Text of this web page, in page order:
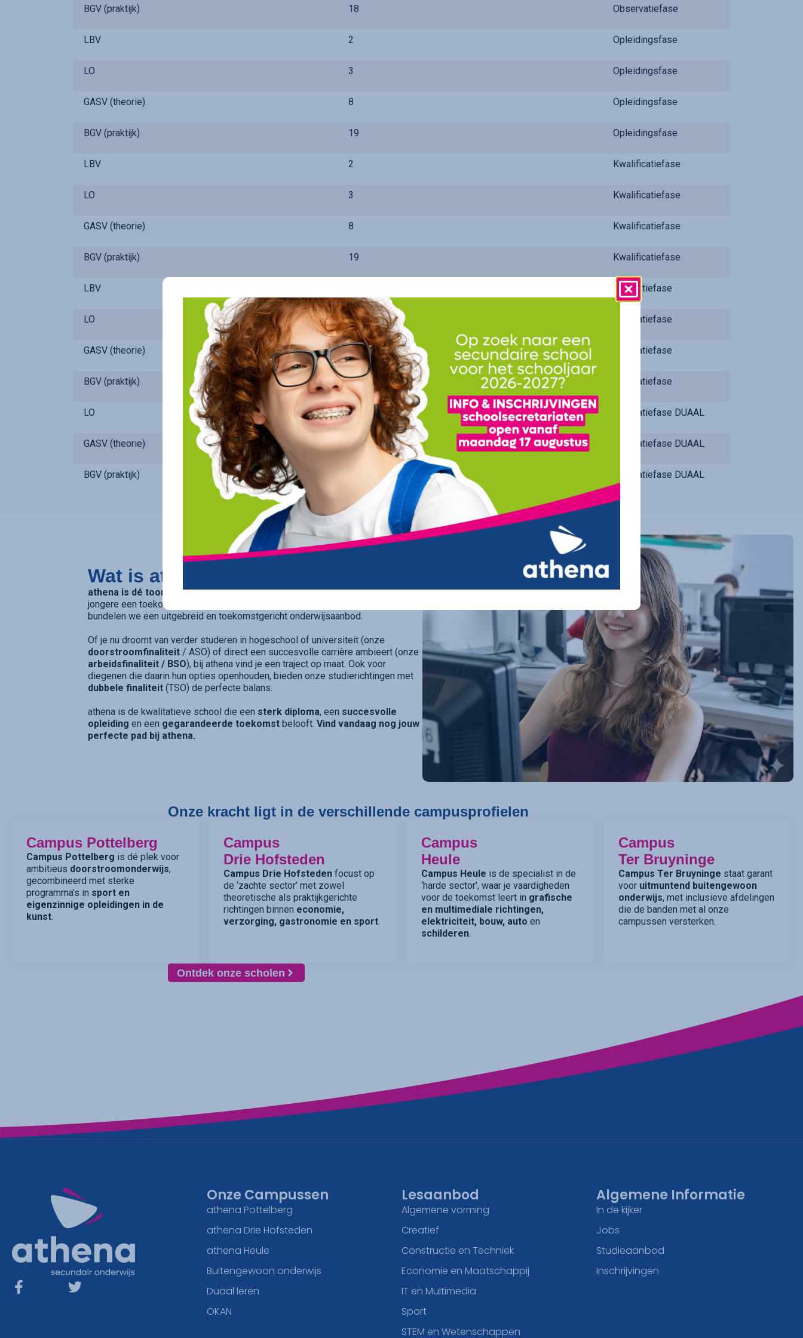
BGV (praktijk) 18 Observatiefase
LBV 2 Opleidingsfase
LO 3 Opleidingsfase
GASV (theorie) 8 Opleidingsfase
BGV (praktijk) 19 Opleidingsfase
LBV 2 Kwalificatiefase
LO 3 Kwalificatiefase
GASV (theorie) 8 Kwalificatiefase
BGV (praktijk) 19 Kwalificatiefase
LBV Integratiefase
LO 3 Integratiefase
GASV (theorie) 8 Integratiefase
BGV (praktijk) 19 Integratiefase
LO 2 Integratiefase DUAAL
GASV (theorie) 5 Integratiefase DUAAL
BGV (praktijk) Integratiefase DUAAL
Wat is athena?
athena is dé toonaangevende secundaire school in Kortrijkdie elke
jongere een toekomstgarantie biedt. Op vier gespecialiseerde campussen
bundelen we een uitgebreid en toekomstgericht onderwijsaanbod.
Of je nu droomt van verder studeren in hogeschool of universiteit (onze
doorstroomfinaliteit / ASO) of direct een succesvolle carrière ambieert (onze
arbeidsfinaliteit / BSO), bij athena vind je een traject op maat. Ook voor
diegenen die daarin hun opties openhouden, bieden onze studierichtingen met
dubbele finaliteit (TSO) de perfecte balans.
athena is de kwalitatieve school die een sterk diploma, een succesvolle
opleiding en een gegarandeerde toekomst belooft.Vind vandaag nog jouw
perfecte pad bij athena.
Onze kracht ligt in de verschillende campusprofielen
Campus Pottelberg
Campus Pottelberg is dé plek voor
ambitieus doorstroomonderwijs,
gecombineerd met sterke
programma’s in sport en
eigenzinnige opleidingen in de
kunst.
Campus
Drie Hofsteden
Campus Drie Hofsteden focust op
de ‘zachte sector’ met zowel
theoretische als praktijkgerichte
richtingen binnen economie,
verzorging, gastronomie en sport.
Campus
Heule
Campus Heule is de specialist in de
‘harde sector’, waar je vaardigheden
voor de toekomst leert in grafische
en multimediale richtingen,
elektriciteit, bouw, auto en
schilderen.
Campus
Ter Bruyninge
Campus Ter Bruyninge staat garant
voor uitmuntend buitengewoon
onderwijs, met inclusieve afdelingen
die de banden met al onze
campussen versterken.
Ontdek onze scholen
Onze Campussen
athena Pottelberg
athena Drie Hofsteden
athena Heule
Buitengewoon onderwijs
Duaal leren
OKAN
Lesaanbod
Algemene vorming
Creatief
Constructie en Techniek
Economie en Maatschappij
IT en Multimedia
Sport
STEM en Wetenschappen
Algemene Informatie
In de kijker
Jobs
Studieaanbod
Inschrijvingen